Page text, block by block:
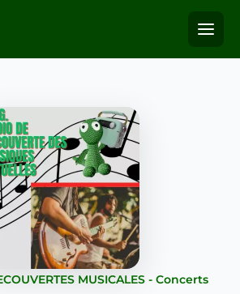
MUSICALES - Concerts